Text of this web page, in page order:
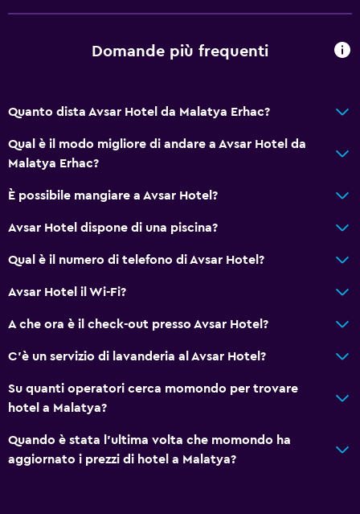
Domande più frequenti
Quanto dista Avsar Hotel da Malatya Erhac?
Qual è il modo migliore di andare a Avsar Hotel da
Malatya Erhac?
È possibile mangiare a Avsar Hotel?
Avsar Hotel dispone di una piscina?
Qual è il numero di telefono di Avsar Hotel?
Avsar Hotel il Wi-Fi?
A che ora è il check-out presso Avsar Hotel?
C'è un servizio di lavanderia al Avsar Hotel?
Su quanti operatori cerca momondo per trovare
hotel a Malatya?
Quando è stata l'ultima volta che momondo ha
aggiornato i prezzi di hotel a Malatya?